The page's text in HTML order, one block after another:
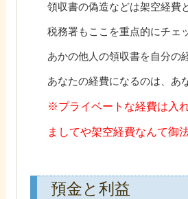
領収書の偽造などは架空経費
税務署もここを重点的にチェ
あかの他人の領収書を自分の
あなたの経費になるのは、あ
※プライベートな経費は入
ましてや架空経費なんて御
預金と利益